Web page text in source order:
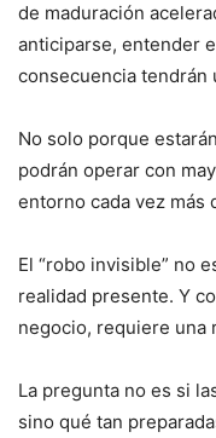
de maduración
anticiparse, entender
consecuencia tendrán
No solo porque
podrán operar con
entorno cada vez más
El “robo invisible” no
realidad presente. Y
negocio, requiere una
La pregunta no es si
sino qué tan